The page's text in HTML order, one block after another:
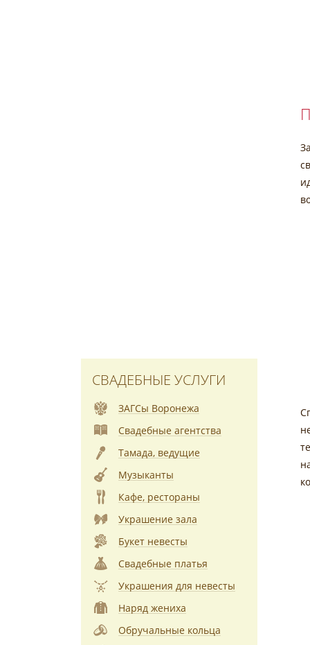
СВАДЕБНЫЕ УСЛУГИ
ЗАГСы Воронежа
Свадебные агентства
Тамада, ведущие
Музыканты
Кафе, рестораны
Украшение зала
Букет невесты
Свадебные платья
Украшения для невесты
Наряд жениха
Обручальные кольца